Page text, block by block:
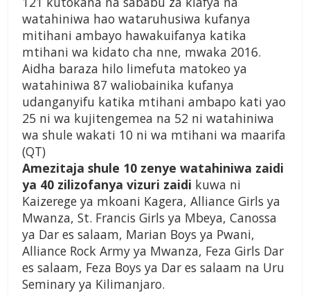
watahiniwa hao wataruhusiwa kufanya
mitihani ambayo hawakuifanya katika
mtihani wa kidato cha nne, mwaka 2016.
Aidha baraza hilo limefuta matokeo ya
watahiniwa 87 waliobainika kufanya
udanganyifu katika mtihani ambapo kati yao
25 ni wa kujitengemea na 52 ni watahiniwa
wa shule wakati 10 ni wa mtihani wa maarifa
(QT)
Amezitaja shule 10 zenye watahiniwa zaidi
ya 40 zilizofanya vizuri zaidi kuwa ni
Kaizerege ya mkoani Kagera, Alliance Girls ya
Mwanza, St. Francis Girls ya Mbeya, Canossa
ya Dar es salaam, Marian Boys ya Pwani,
Alliance Rock Army ya Mwanza, Feza Girls Dar
es salaam, Feza Boys ya Dar es salaam na Uru
Seminary ya Kilimanjaro.